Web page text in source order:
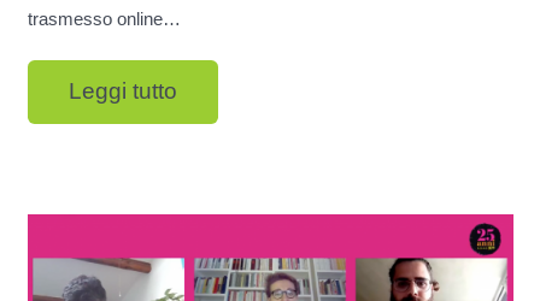
trasmesso online…
Leggi tutto